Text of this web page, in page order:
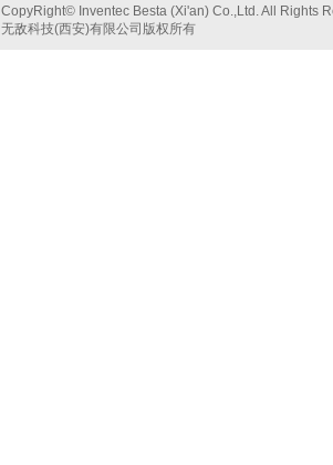
CopyRight© Inventec Besta (Xi'an) Co.,Ltd. All Rights
无敌科技(西安)有限公司版权所有